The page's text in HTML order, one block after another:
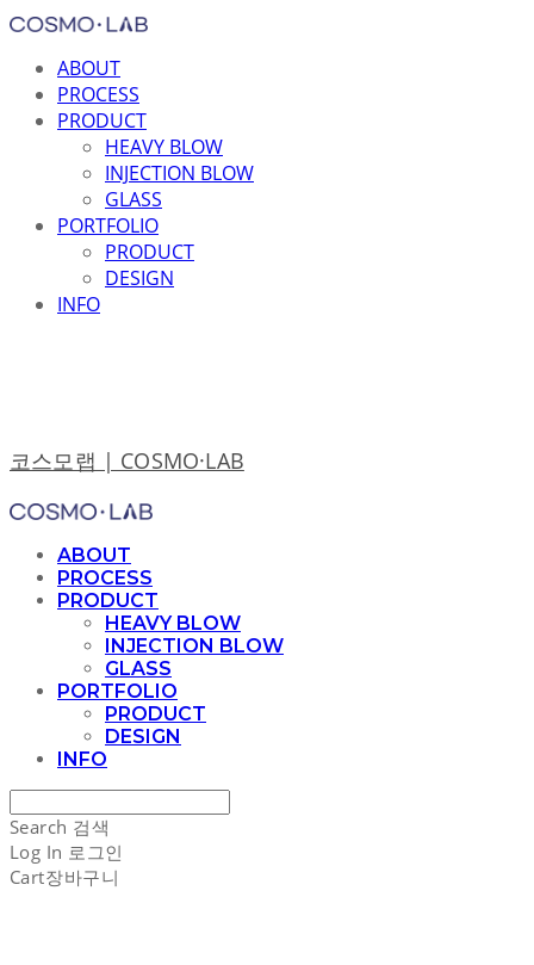
ABOUT
PROCESS
PRODUCT
HEAVY BLOW
INJECTION BLOW
GLASS
PORTFOLIO
PRODUCT
DESIGN
INFO
코스모랩 | COSMO·LAB
ABOUT
PROCESS
PRODUCT
HEAVY BLOW
INJECTION BLOW
GLASS
PORTFOLIO
PRODUCT
DESIGN
INFO
Search 검색
Log In 로그인
Cart장바구니